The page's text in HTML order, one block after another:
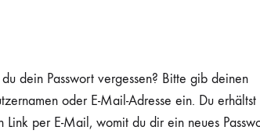
du dein Passwort vergessen? Bitte gib deinen
oder E-Mail-Adresse ein. Du erhältst
Link per E-Mail, womit du dir ein neues